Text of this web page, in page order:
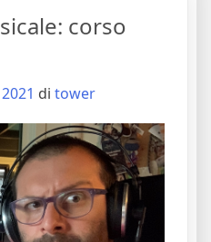
corso
di tower